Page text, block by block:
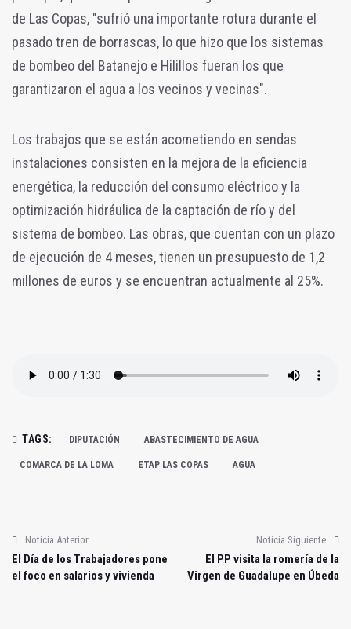
de Las Copas, "sufrió una importante rotura durante el
pasado tren de borrascas, lo que hizo que los sistemas
de bombeo del Batanejo e Hilillos fueran los que
garantizaron el agua a los vecinos y vecinas".
Los trabajos que se están acometiendo en sendas
instalaciones consisten en la mejora de la eficiencia
energética, la reducción del consumo eléctrico y la
optimización hidráulica de la captación de río y del
sistema de bombeo. Las obras, que cuentan con un plazo
de ejecución de 4 meses, tienen un presupuesto de 1,2
millones de euros y se encuentran actualmente al 25%.
TAGS: DIPUTACIÓN ABASTECIMIENTO DE AGUA
COMARCA DE LA LOMA ETAP LAS COPAS AGUA
Noticia Anterior
El Día de los Trabajadores pone
el foco en salarios y vivienda
Noticia Siguiente
El PP visita la romería de la
Virgen de Guadalupe en Úbeda